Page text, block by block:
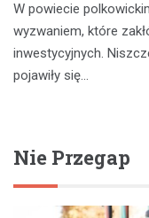
W powiecie
wyzwaniem, które
inwestycyjnych.
pojawiły się…
Nie Przegap